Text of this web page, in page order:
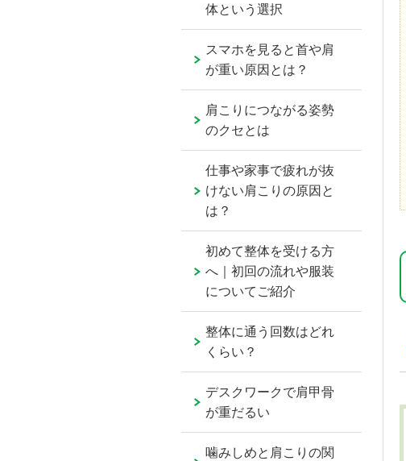
体という選択
スマホを見ると首や肩
が重い原因とは？
肩こりにつながる姿勢
のクセとは
仕事や家事で疲れが抜
けない肩こりの原因と
は？
初めて整体を受ける方
へ｜初回の流れや服装
についてご紹介
整体に通う回数はどれ
くらい？
デスクワークで肩甲骨
が重だるい
噛みしめと肩こりの関